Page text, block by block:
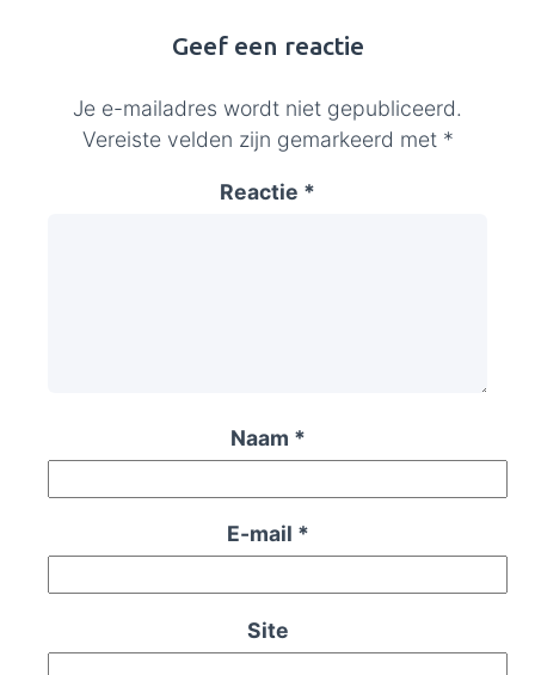
Geef een reactie
Je e-mailadres wordt niet gepubliceerd.
Vereiste velden zijn gemarkeerd met *
Reactie *
Naam *
E-mail *
Site